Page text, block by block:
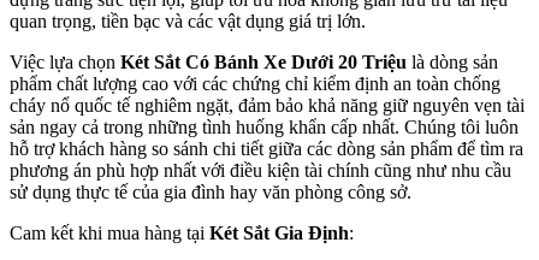
quan trọng, tiền bạc và các vật dụng giá trị lớn.
Việc lựa chọn Két Sắt Có Bánh Xe Dưới 20 Triệu là dòng sản
phẩm chất lượng cao với các chứng chỉ kiểm định an toàn chống
cháy nổ quốc tế nghiêm ngặt, đảm bảo khả năng giữ nguyên vẹn tài
sản ngay cả trong những tình huống khẩn cấp nhất. Chúng tôi luôn
hỗ trợ khách hàng so sánh chi tiết giữa các dòng sản phẩm để tìm ra
phương án phù hợp nhất với điều kiện tài chính cũng như nhu cầu
sử dụng thực tế của gia đình hay văn phòng công sở.
Cam kết khi mua hàng tại Két Sắt Gia Định: